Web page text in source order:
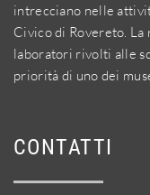
intrecciano nelle
Civico di Rovereto.
laboratori rivolti alle
priorità di uno dei
CONTATTI